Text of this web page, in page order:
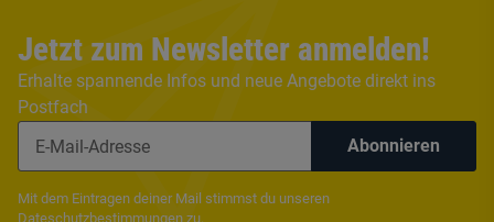
Jetzt zum Newsletter anmelden!
Erhalte spannende Infos und neue Angebote direkt ins
Postfach
Abonnieren
Mit dem Eintragen deiner Mail stimmst du unseren
Dateschutzbestimmungen zu.